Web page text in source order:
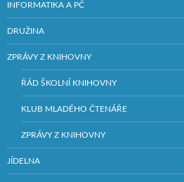
INFORMATIKA A PČ
DRUŽINA
ZPRÁVY Z KNIHOVNY
ŘÁD ŠKOLNÍ KNIHOVNY
KLUB MLADÉHO ČTENÁŘE
ZPRÁVY Z KNIHOVNY
JÍDELNA